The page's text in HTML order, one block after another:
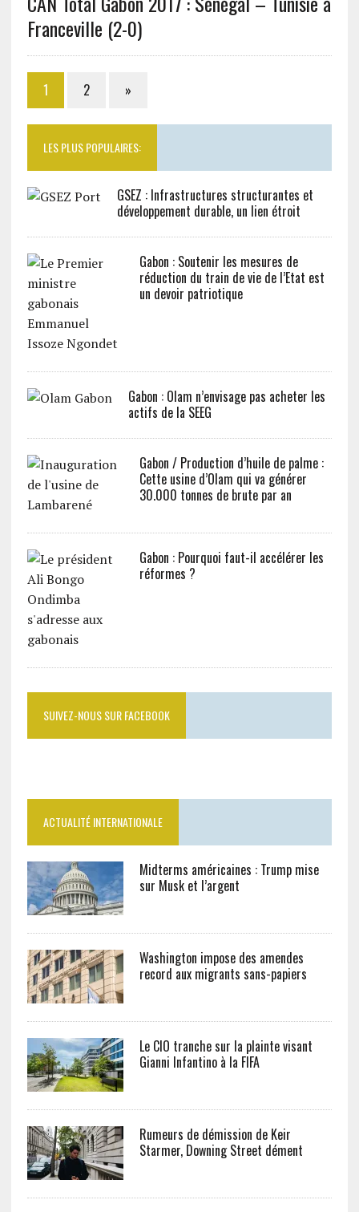
Franceville (2-0)
1 2 »
LES PLUS POPULAIRES:
GSEZ : Infrastructures structurantes et
développement durable, un lien étroit
Gabon : Soutenir les mesures de
réduction du train de vie de l’Etat est
un devoir patriotique
Gabon : Olam n’envisage pas acheter les
actifs de la SEEG
Gabon / Production d’huile de palme :
Cette usine d’Olam qui va générer
30.000 tonnes de brute par an
Gabon : Pourquoi faut-il accélérer les
réformes ?
SUIVEZ-NOUS SUR FACEBOOK
ACTUALITÉ INTERNATIONALE
Midterms américaines : Trump mise
sur Musk et l’argent
Washington impose des amendes
record aux migrants sans-papiers
Le CIO tranche sur la plainte visant
Gianni Infantino à la FIFA
Rumeurs de démission de Keir
Starmer, Downing Street dément